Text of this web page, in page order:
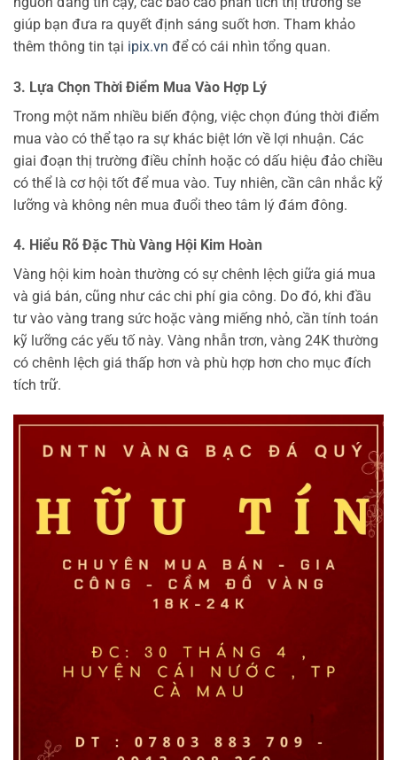
giúp bạn đưa ra quyết định sáng suốt hơn. Tham khảo
thêm thông tin tại ipix.vn để có cái nhìn tổng quan.
3. Lựa Chọn Thời Điểm Mua Vào Hợp Lý
Trong một năm nhiều biến động, việc chọn đúng thời điểm
mua vào có thể tạo ra sự khác biệt lớn về lợi nhuận. Các
giai đoạn thị trường điều chỉnh hoặc có dấu hiệu đảo chiều
có thể là cơ hội tốt để mua vào. Tuy nhiên, cần cân nhắc kỹ
lưỡng và không nên mua đuổi theo tâm lý đám đông.
4. Hiểu Rõ Đặc Thù Vàng Hội Kim Hoàn
Vàng hội kim hoàn thường có sự chênh lệch giữa giá mua
và giá bán, cũng như các chi phí gia công. Do đó, khi đầu
tư vào vàng trang sức hoặc vàng miếng nhỏ, cần tính toán
kỹ lưỡng các yếu tố này. Vàng nhẫn trơn, vàng 24K thường
có chênh lệch giá thấp hơn và phù hợp hơn cho mục đích
tích trữ.